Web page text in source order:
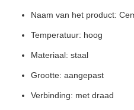
Naam van het product:
Temperatuur: hoog
Materiaal: staal
Grootte: aangepast
Verbinding: met draad